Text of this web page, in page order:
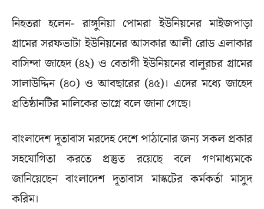
নিহতরা হলেন- রাঙ্গুনিয়া পোমরা ইউনিয়নের মাইজপাড়া
গ্রামের সরফভাটা ইউনিয়নের আসকার আলী রোড এলাকার
বাসিন্দা জাহেদ (৪২) ও বেতাগী ইউনিয়নের বালুরচর গ্রামের
সালাউদ্দিন (৪০) ও আবছারের (৪৫)। এদের মধ্যে জাহেদ
প্রতিষ্ঠানটির মালিকের ভাগ্নে বলে জানা গেছে।
বাংলাদেশ দূতাবাস মরদেহ দেশে পাঠানোর জন্য সকল প্রকার
সহযোগিতা করতে প্রস্তুত রয়েছে বলে গণমাধ্যমকে
জানিয়েছেন বাংলাদেশ দূতাবাস মাস্কটের কর্মকর্তা মাসুদ
করিম।